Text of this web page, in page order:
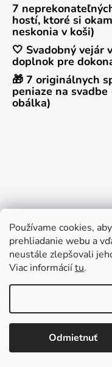
Používame cookies,
prehliadanie webu a
neustále zlepšovali
Viac informáciítu.
Odmietnuť
🆕 Novinka: Osobný odber
si ju osobne už na druhý
Slovenská 24, Prešov ⏱️
7
hostí, ktoré si
neskonia v koši)
🤍 Svadobný vejár
doplnok pre
🎁 7 originálnych
peniaze na
obálka)
Copyright 2026
Upraviť